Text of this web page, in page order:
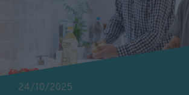
24/10/2025